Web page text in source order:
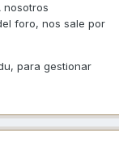
nosotros
foro, nos sale por
para gestionar